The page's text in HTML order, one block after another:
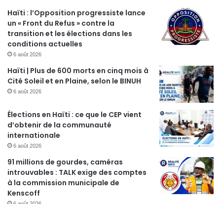
Haïti : l’Opposition progressiste lance
un « Front du Refus » contre la
transition et les élections dans les
conditions actuelles
6 août 2026
Haïti | Plus de 600 morts en cinq mois à
Cité Soleil et en Plaine, selon le BINUH
6 août 2026
Élections en Haïti : ce que le CEP vient
d’obtenir de la communauté
internationale
6 août 2026
91 millions de gourdes, caméras
introuvables : TALK exige des comptes
à la commission municipale de
Kenscoff